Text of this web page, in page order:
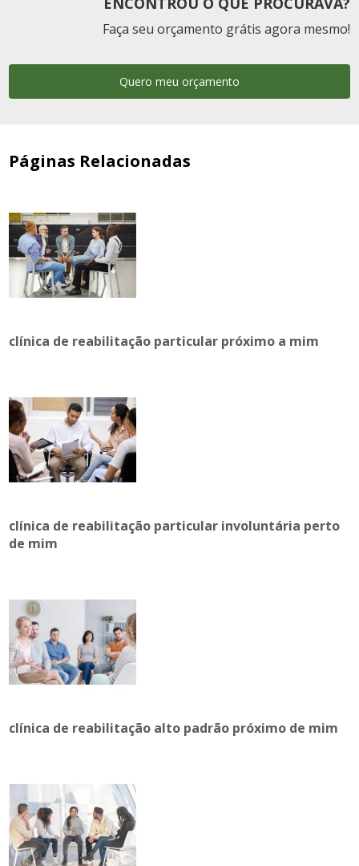
Faça seu orçamento grátis agora mesmo!
Quero meu orçamento
Páginas Relacionadas
clínica de reabilitação particular próximo a mim
clínica de reabilitação particular involuntária perto
de mim
clínica de reabilitação alto padrão próximo de mim